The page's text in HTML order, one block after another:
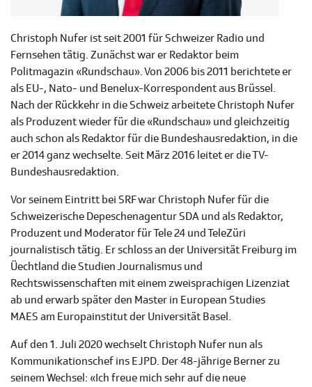
Christoph Nufer ist seit 2001 für Schweizer Radio und
Fernsehen tätig. Zunächst war er Redaktor beim
Politmagazin «Rundschau». Von 2006 bis 2011 berichtete er
als EU-, Nato- und Benelux-Korrespondent aus Brüssel.
Nach der Rückkehr in die Schweiz arbeitete Christoph Nufer
als Produzent wieder für die «Rundschau» und gleichzeitig
auch schon als Redaktor für die Bundeshausredaktion, in die
er 2014 ganz wechselte. Seit März 2016 leitet er die TV-
Bundeshausredaktion.
Vor seinem Eintritt bei SRF war Christoph Nufer für die
Schweizerische Depeschenagentur SDA und als Redaktor,
Produzent und Moderator für Tele 24 und TeleZüri
journalistisch tätig. Er schloss an der Universität Freiburg im
Üechtland die Studien Journalismus und
Rechtswissenschaften mit einem zweisprachigen Lizenziat
ab und erwarb später den Master in European Studies
MAES am Europainstitut der Universität Basel.
Auf den 1. Juli 2020 wechselt Christoph Nufer nun als
Kommunikationschef ins EJPD. Der 48-jährige Berner zu
seinem Wechsel: «Ich freue mich sehr auf die neue